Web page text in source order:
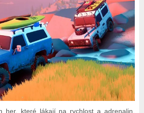
her, které lákají na rychlost a adrenalin,